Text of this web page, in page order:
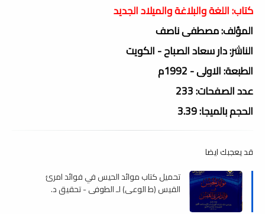
كتاب: اللغة والبلاغة والميلاد الجديد
المؤلف: مصطفى ناصف
الناشر: دار سعاد الصباح - الكويت
الطبعة: الاولى - 1992م
عدد الصفحات: 233
الحجم بالميجا: 3.39
قد يعجبك ايضا
تحميل كتاب موائد الحيس في فوائد امرئ
القيس (ط الوعى) لـ الطوفي - تحقيق د.